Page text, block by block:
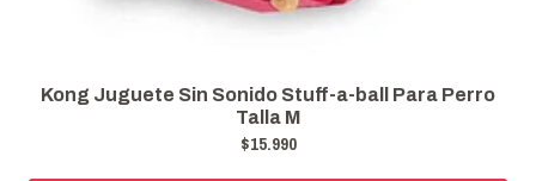
Kong Juguete Sin Sonido Stuff-a-ball Para
Talla L
$16.990